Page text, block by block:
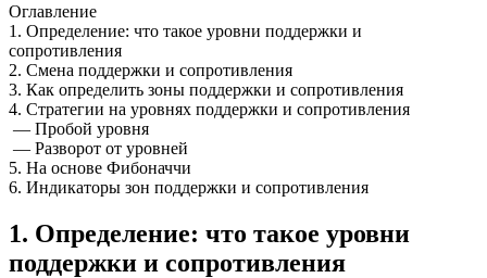
Оглавление
1. Определение: что такое уровни поддержки и
сопротивления
2. Смена поддержки и сопротивления
3. Как определить зоны поддержки и сопротивления
4. Стратегии на уровнях поддержки и сопротивления
— Пробой уровня
— Разворот от уровней
5. На основе Фибоначчи
6. Индикаторы зон поддержки и сопротивления
1. Определение: что такое уровни
поддержки и сопротивления